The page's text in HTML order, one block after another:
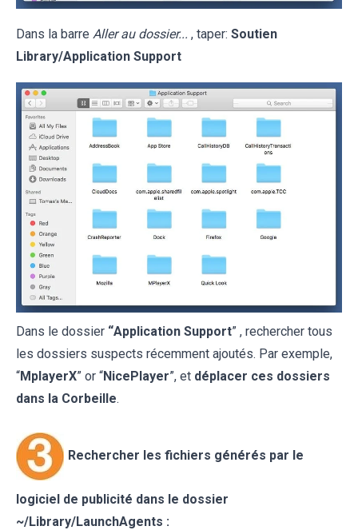
Dans la barre Aller au dossier... , taper: Soutien
Library/Application Support
Dans le dossier “Application Support” , rechercher tous
les dossiers suspects récemment ajoutés. Par exemple,
“MplayerX” or “NicePlayer”, et déplacer ces dossiers
dans la Corbeille.
Rechercher les fichiers générés par le
logiciel de publicité dans le dossier
~/Library/LaunchAgents :